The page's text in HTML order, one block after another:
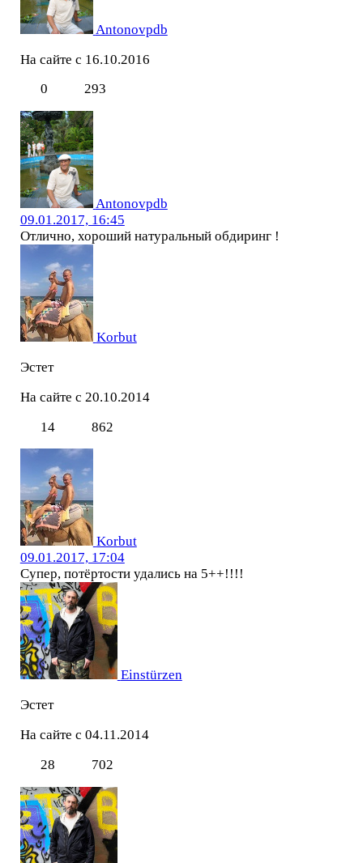
Antonovpdb
На сайте с 16.10.2016
0
293
Antonovpdb
09.01.2017, 16:45
Отлично, хороший натуральный обдиринг !
Korbut
Эстет
На сайте с 20.10.2014
14
862
Korbut
09.01.2017, 17:04
Супер, потёртости удались на 5++!!!!
Einstürzen
Эстет
На сайте с 04.11.2014
28
702